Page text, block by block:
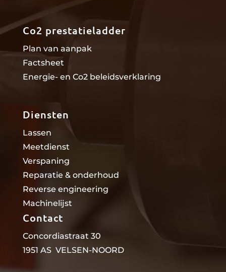
Co2 prestatieladder
Plan van aanpak
Factsheet
Energie- en Co2 beleidsverklaring
Diensten
Lassen
Meetdienst
Verspaning
Reparatie & onderhoud
Reverse engineering
Machinelijst
Contact
Concordiastraat 30
1951 AS VELSEN-NOORD